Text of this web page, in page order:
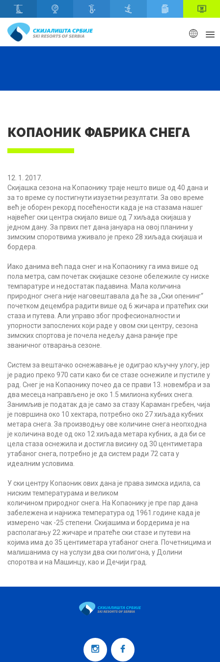
Скип то маин content
КОПАОНИК ФАБРИКА СНЕГА
12. 1. 2017.
Скијашка сезона на Копаонику траје нешто више од 40 дана и
за то време су постигнути изузетни резултати. За ово време
већ је оборен рекорд посећености када је на стазама нашег
највећег ски центра скијало више од 7 хиљада скијаша у
једном дану. За првих пет дана јануара на овој планини у
зимским споротвима уживало је преко 28 хиљада скијаша и
бордера.
Иако данима већ пада снег и на Копаонику га има више од
пола метра, сам почетак скијашке сезоне обележиле су ниске
темпаратуре и недостатак падавина. Мала количина
природног снега није наговештавала да ће за „Ски опенинг“
почетком децембра радити више од 6 жичара и пратећих ски
стаза и путева. Али управо због професионалности и
упорности запослених који раде у овом ски центру, сезона
зимских спортова је почела недељу дана раније пре
званичног отварања сезоне.
Систем за вештачко оснежавање је одиграо кључну улогу, јер
је радио преко 970 сати како би се стазе оснежиле и пустиле у
рад. Снег је на Копаонику почео да се прави 13. новембра и за
два месеца направљено је око 1.5 милиона кубних снега.
Занимљив је податак да је само за стазу Караман гребен, чија
је површина око 10 хектара, потребно око 27 хиљада кубних
метара снега. За производњу ове количине снега неопходна
је количина воде од око 12 хиљада метара кубних, а да би се
цела стаза оснежила и достигла висину од 30 центиметара
утабаног снега, потребно је да систем ради 72 сата у
идеалним условима.
У ски центру Копаоник ових дана је права зимска идила, са
ниским температурама и великом
количином природног снега. На Копаонику је пре пар дана
забележена и најнижа температура од 1961.године када је
измерено чак -25 степени. Скијашима и бордерима је на
располагању 22 жичаре и пратеће ски стазе и путеви на
којима има до 35 центиметара утабаног снега. Почетницима и
малишанима су на услузи два ски полигона, у Долини
споротва и на Машинцу, као и Дечији град.